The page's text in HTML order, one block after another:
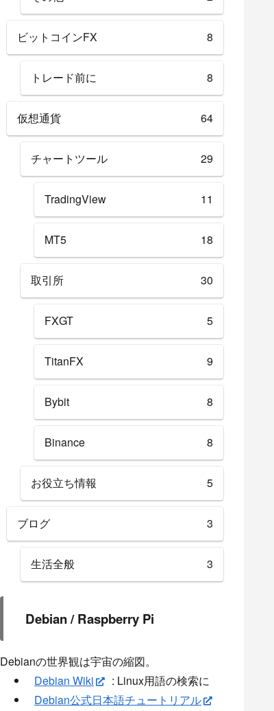
ビットコインFX 8
トレード前に 8
仮想通貨 64
チャートツール 29
TradingView 11
MT5 18
取引所 30
FXGT 5
TitanFX 9
Bybit 8
Binance 8
お役立ち情報 5
ブログ 3
生活全般 3
Debian / Raspberry Pi
Debianの世界観は宇宙の縮図。
Debian Wiki
: Linux用語の検索に
Debian公式日本語チュートリアル